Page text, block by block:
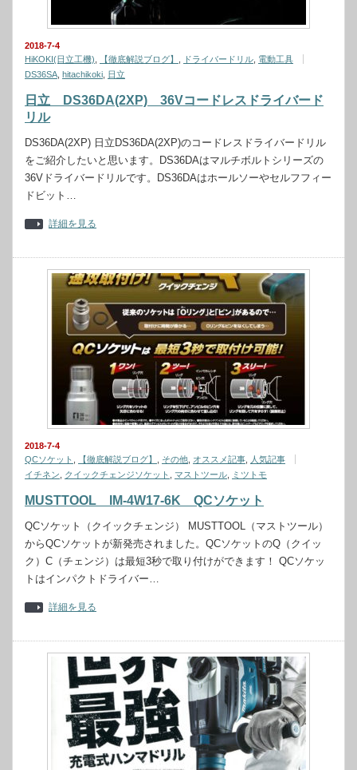
2018-7-4
HiKOKI(日立工機)
【徹底解説ブログ】 ドライバードリル 電動工具
DS36SA hitachikoki 日立
日立 DS36DA(2XP) 36Vコードレスドライバード
リル
DS36DA(2XP) 日立DS36DA(2XP)のコードレスドライバードリル
をご紹介したいと思います。DS36DAはマルチボルトシリーズの
36Vドライバードリルです。DS36DAはホールソーやセルフフィー
ドビット…
詳細を見る
2018-7-4
QCソケット
【徹底解説ブログ】 その他 オススメ記事
人気記事
イチネン
クイックチェンジソケット マストツール ミツトモ
MUSTTOOL IM-4W17-6K QCソケット
QCソケット（クイックチェンジ） MUSTTOOL（マストツール）
からQCソケットが新発売されました。QCソケットのQ（クイッ
ク）C（チェンジ）は最短3秒で取り付けができます！ QCソケッ
トはインパクトドライバー…
詳細を見る